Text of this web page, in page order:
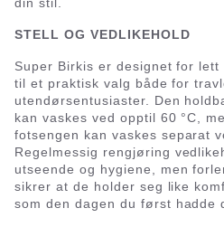
STELL OG VEDLIKEHOLD
Super Birkis er designet for
til et praktisk valg både for
utendørsentusiaster. Den
kan vaskes ved opptil 60 °C,
fotsengen kan vaskes separat
Regelmessig rengjøring
utseende og hygiene, men
sikrer at de holder seg like
som den dagen du først hadde